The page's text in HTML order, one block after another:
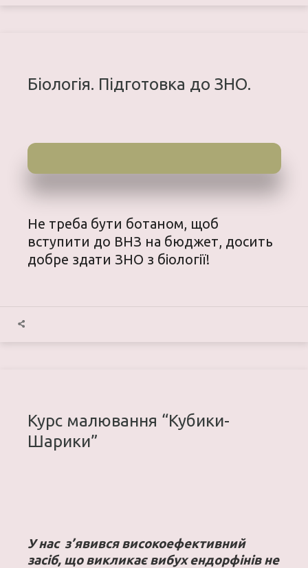
Бiологiя. Підготовка до ЗНО.
Не треба бути ботаном, щоб
вступити до ВНЗ на бюджет, досить
добре здати ЗНО з біології!
Курс малювання “Кубики-
Шарики”
У нас з’явився високоефективний
засіб, що викликає вибух ендорфінів не